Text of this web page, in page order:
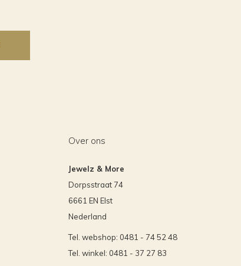
Over ons
Jewelz & More
Dorpsstraat 74
6661 EN Elst
Nederland
Tel. webshop: 0481 - 74 52 48
Tel. winkel: 0481 - 37 27 83